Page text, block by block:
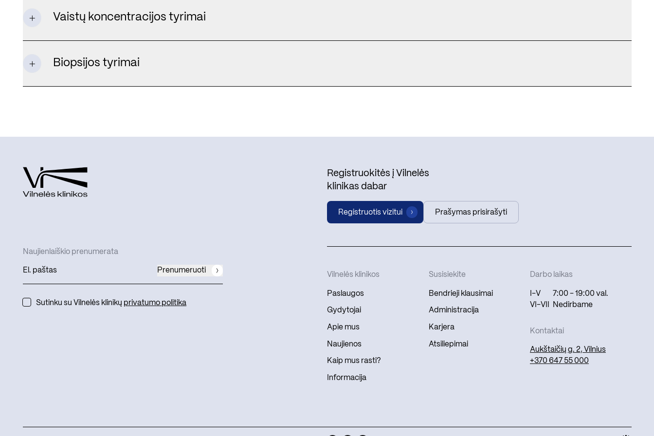
Vaistų koncentracijos tyrimai
Biopsijos tyrimai
Registruokitės į Vilnelės
klinikas dabar
Registruotis vizitui Prašymas prisirašyti
Naujienlaiškio prenumerata
Prenumeruoti
Sutinku su Vilnelės klinikų privatumo politika
Vilnelės klinikos
Paslaugos
Gydytojai
Apie mus
Naujienos
Kaip mus rasti?
Informacija
Susisiekite
Bendrieji klausimai
Administracija
Karjera
Atsiliepimai
Darbo laikas
I-V
7:00 - 19:00 val.
VI-VII
Nedirbame
Kontaktai
Aukštaičių g. 2, Vilnius
+370 647 55 000